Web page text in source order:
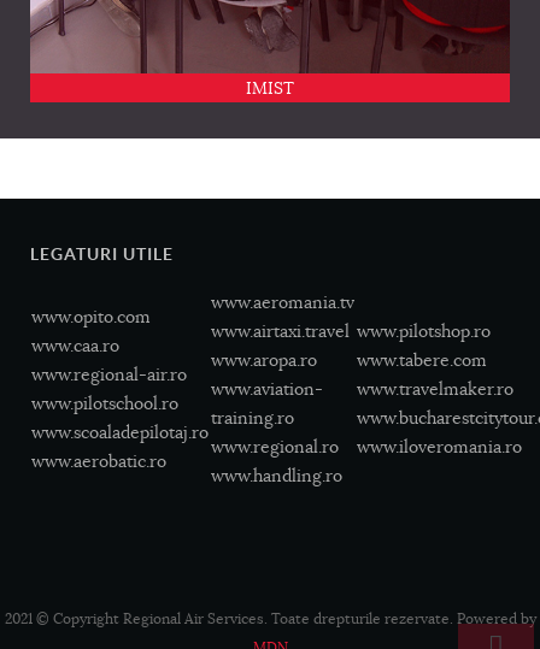
IMIST
LEGATURI UTILE
www.opito.com
www.caa.ro
www.regional-air.ro
www.pilotschool.ro
www.scoaladepilotaj.ro
www.aerobatic.ro
www.aeromania.tv
www.airtaxi.travel
www.aropa.ro
www.aviation-
training.ro
www.regional.ro
www.handling.ro
www.pilotshop.ro
www.tabere.com
www.travelmaker.ro
www.iloveromania.ro
2021 © Copyright Regional Air Services. Toate drepturile rezervate. Powered by